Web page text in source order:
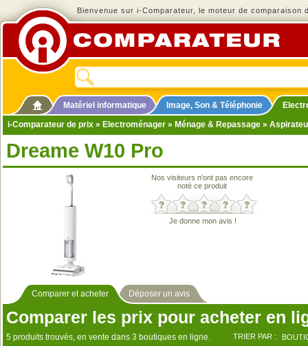
Bienvenue sur i-Comparateur, le moteur de comparaison
Matériel informatique Image, Son & Téléphonie
i-Comparateur de prix » Electroménager » Ménage & Repassage »
Dreame W10 Pro
Nos visiteurs n'ont pas encore
noté ce produit
Je donne mon avis !
Comparer et acheter Déposer un avis
Comparer les prix pour acheter en
5 produits trouvés, en vente dans 3 boutiques en ligne. TRIER PAR :